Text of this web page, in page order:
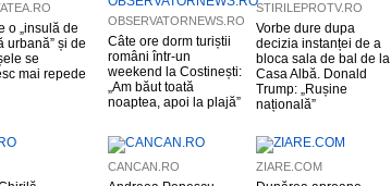
o „insulă de
urbană” și de
se
mai repede
OBSERVATORNEWS.RO
Câte ore dorm turiștii
români într-un
weekend la Costinești:
„Am băut toată
noaptea, apoi la plajă”
STIRILEPROTV.RO
Vorbe dure dupa
decizia instanței de a
bloca sala de bal de la
Casa Albă. Donald
Trump: „Rușine
națională”
CANCAN.RO ZIARE.COM